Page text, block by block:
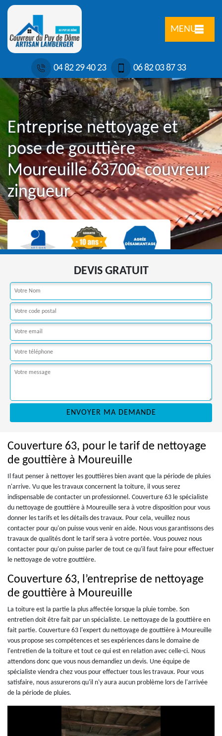
MENU
04 82 29 40 23 06 82 03 87 33
Entreprise nettoyage et
pose de gouttière
Moureuille 63700: couvreur
zingueur
DEVIS GRATUIT
Couverture 63, pour le tarif de nettoyage
de gouttière à Moureuille
Il faut penser à nettoyer les gouttières bien avant que la période de pluies
n'arrive. Vu que les travaux concernent la toiture, il vous serez
indispensable de contacter un professionnel. Couverture 63 le spécialiste
du nettoyage de gouttière à Moureuille sera à votre disposition pour vous
donner les tarifs et les détails des travaux. Pour cela, veuillez nous
contacter pour qu'on puisse vous venir en aide. Nous vous garantissons des
travaux de qualités dont le tarif sera à votre portée. Vous pouvez nous
contacter pour qu'on puisse parler de tout ce qu'il faut faire pour effectuer
le nettoyage de votre gouttière.
Couverture 63, l’entreprise de nettoyage
de gouttière à Moureuille
La toiture est la partie la plus affectée lorsque la pluie tombe. Son
entretien doit être fait par un spécialiste. Le nettoyage de la gouttière en
fait partie. Couverture 63 l'expert du nettoyage de gouttière à Moureuille
vous propose ses compétences et ses expériences dans le domaine de
l'entretien de la toiture et tout ce qui est en relation avec celle-ci. Nous
attendons donc que vous nous demandiez un devis. Une équipe de
spécialiste viendra chez vous pour effectuer tous les travaux. Pour vous
satisfaire, nous assurerons qu'il n'y aura aucun problème lors de l'arrivée
de la période de pluies.